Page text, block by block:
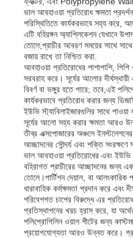
ভাল আবহাওয়া প্রতিরোধ ক্ষমতা
পরিস্থিতিতে কার্যকরভাবে সহ্য করে,
এটি বহিরঙ্গন অ্যাপ্লিকেশন যেখানে
তোলে,প্রাচীর আবরণ সময়ের সাথে
বজায় রাখে তা নিশ্চিত করা.
আবহাওয়া প্রতিরোধের পাশাপাশি,
সরবরাহ করে। সূর্যের আলোর
বিবর্ণ বা ভঙ্গুর হতে পারে; তবে,এই
কার্যকরভাবে প্রতিরোধ করার জন্য
ইউভি স্ট্যাবিলাইজারগুলির সাথে
সূর্যের আলো সহ্য করার ক্ষমতা আরও
তীব্র এক্সপোজারের অঞ্চলে
আচ্ছাদনের সৌন্দর্য এবং শক্তি সংরক্ষণে
ভাল আবহাওয়া প্রতিরোধের এবং ইউভি
বহিরাগত প্রাচীরের আচ্ছাদনের জন্য
তোলে।পার্টিশন দেয়াল, বা
ধারাবাহিক কর্মক্ষমতা প্রদান করে এবং
পরিবেশগত চাপের বিরুদ্ধে এর
প্রতিস্থাপনের খরচ হ্রাস করে, যা
পলিপ্রোপিলিন ওয়াল শীটের জন্য
প্রয়োগযোগ্যতা আরও উন্নত করে।